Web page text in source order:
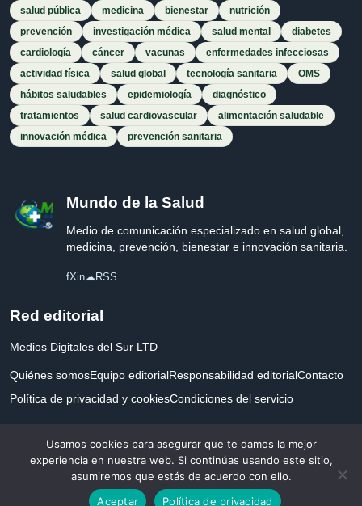
salud pública medicina bienestar
nutrición
prevención
investigación médica salud mental
diabetes
cardiología
cáncer vacunas
enfermedades infecciosas
actividad física
salud global tecnología sanitaria
OMS
hábitos saludables
epidemiología
diagnóstico
tratamientos
salud cardiovascular
alimentación saludable
innovación médica
prevención sanitaria
Mundo de la Salud
Medio de comunicación especializado en salud global,
medicina, prevención, bienestar e innovación sanitaria.
fXin☁RSS
Red editorial
Medios Digitales del Sur LTD
Quiénes somosEquipo editorialResponsabilidad editorialContacto
Política de privacidad y cookiesCondiciones del servicio
© 2026 Mundo de la Salud. Todos los derechos reservados. Desarrollado con
por la salud.
Usamos cookies para asegurar que te damos la mejor
experiencia en nuestra web. Si continúas usando este sitio,
asumiremos que estás de acuerdo con ello.
Aceptar
Política de privacidad